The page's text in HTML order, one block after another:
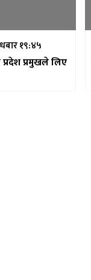
१९:४५
प्रमुखले लिए